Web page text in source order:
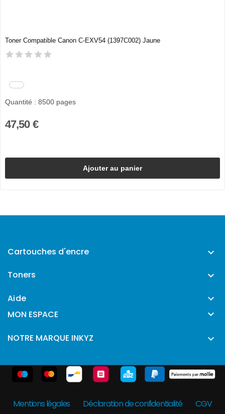
Toner Compatible Canon C-EXV54 (1397C002) Jaune
Quantité : 8500 pages
47,50 €
Ajouter au panier
Cartouches d'encre 
Toners 
Aide 
MON ESPACE 
NOTRE MARQUE INKYZ 
Mentions légales Déclaration de confidentialité CGV